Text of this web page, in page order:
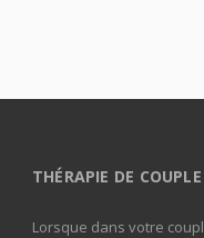
THÉRAPIE DE COUPLE
Lorsque dans votre